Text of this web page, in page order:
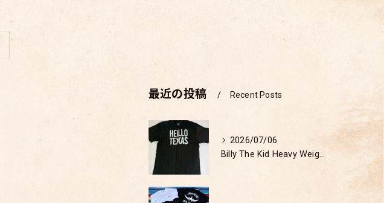
最近の投稿 Recent Posts
2026/07/06
Billy The Kid Heavy Weight T-shirt 検証